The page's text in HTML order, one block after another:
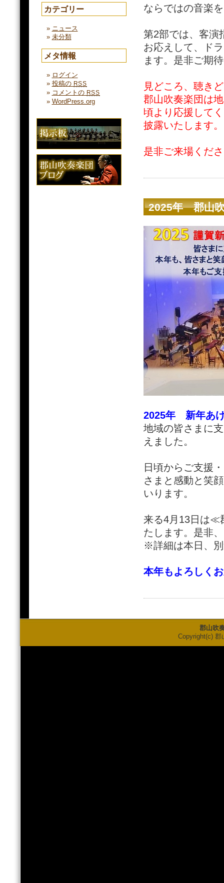
カテゴリー
ニュース
未分類
メタ情報
ログイン
投稿の RSS
コメントの RSS
WordPress.org
ならではの音楽
第2部では、客
お応えして、ド
ます。是非ご期
見どころ、聴き
郡山吹奏楽団は
頃より応援して
披露いたします。
是非ご来場くだ
2025年 郡山
2025年 新年あ
地域の皆さまに
えました。
日頃からご支援
さまと感動と笑
いります。
来る4月13日は≪
たします。是非
※詳細は本日、
本年もよろしく
郡山吹
Copyright(c) 郡